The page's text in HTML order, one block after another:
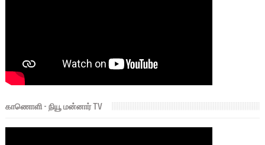
காணொளி - நியூ மன்னார் TV